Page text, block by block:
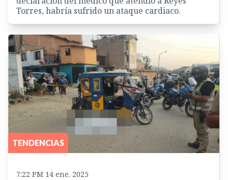
Torres, habría sufrido un ataque cardiaco.
TENDENCIAS
7:22 PM 14 ene. 2025